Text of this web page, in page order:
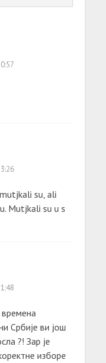
su, ali
Mutjkali su u s
времена
Србије ви још
?! Зар је
изборе